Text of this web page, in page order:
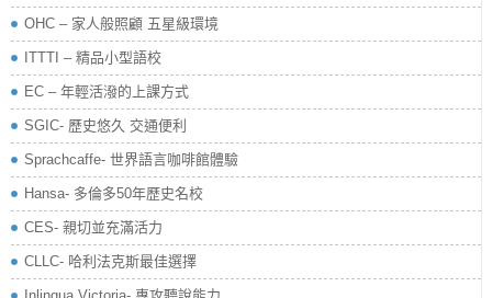
OHC – 家人般照顧 五星級環境
ITTTI – 精品小型語校
EC – 年輕活潑的上課方式
SGIC- 歷史悠久 交通便利
Sprachcaffe- 世界語言咖啡館體驗
Hansa- 多倫多50年歷史名校
CES- 親切並充滿活力
CLLC- 哈利法克斯最佳選擇